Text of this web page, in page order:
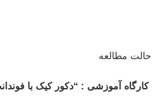
حالت مطالعه
کارگاه آموزشی : “دکور کیک با